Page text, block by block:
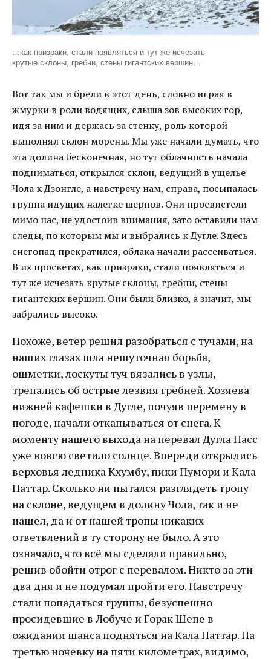
…как призраки, стали появляться и тут же исчезать
крутые склоны, гребни, стены гигантских вершин…
Вот так мы и брели в этот день, словно играя в
жмурки в роли водящих, слыша зов высоких гор,
идя за ним и держась за стенку, роль которой
выполнял склон морены. Мы уже начали думать, что
эта долина бесконечная, но тут облачность начала
подниматься, открылся склон, ведущий в ущелье
Чола к Дзонгле, а навстречу нам, справа, посыпалась
группа идущих налегке шерпов. Они просвистели
мимо нас, не удостоив внимания, зато оставили нам
следы, по которым мы и выбрались к Дугле. Здесь
снегопад прекратился, облака начали рассеиваться.
В их просветах, как призраки, стали появляться и
тут же исчезать крутые склоны, гребни, стены
гигантских вершин. Они были близко, а значит, мы
забрались высоко.
Похоже, ветер решил разобраться с тучами, на
наших глазах шла нешуточная борьба,
ошметки, лоскуты туч вязались в узлы,
трепались об острые лезвия гребней. Хозяева
нижней кафешки в Дугле, почуяв перемену в
погоде, начали откапываться от снега. К
моменту нашего выхода на перевал Дугла Пасс
уже вовсю светило солнце. Впереди открылись
верховья ледника Кхумбу, пики Пумори и Кала
Паттар. Сколько ни пытался разглядеть тропу
на склоне, ведущем в долину Чола, так и не
нашел, да и от нашей тропы никаких
ответвлений в ту сторону не было. А это
означало, что всё мы сделали правильно,
решив обойти отрог с перевалом. Никто за эти
два дня и не подумал пройти его. Навстречу
стали попадаться группы, безуспешно
просидевшие в Лобуче и Горак Шепе в
ожидании шанса подняться на Кала Паттар. На
третью ночевку на пяти километрах, видимо,